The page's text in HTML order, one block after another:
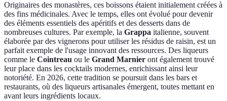
Originaires des monastères, ces boissons étaient initialement créées à
des fins médicinales. Avec le temps, elles ont évolué pour devenir
des éléments essentiels des apéritifs et des desserts dans de
nombreuses cultures. Par exemple, la Grappa italienne, souvent
élaborée par des vignerons pour utiliser les résidus de raisin, est un
parfait exemple de l'usage innovant des ressources. Des liqueurs
comme le Cointreau ou le Grand Marnier ont également trouvé
leur place dans les cocktails modernes, enrichissant ainsi leur
notoriété. En 2026, cette tradition se poursuit dans les bars et
restaurants, où des liqueurs artisanales émergent, toutes mettant en
avant leurs ingrédients locaux.